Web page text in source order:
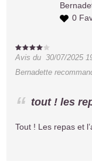
0
Avis du30/07/2025
Bernadette
tout ! les
Tout ! Les repas et